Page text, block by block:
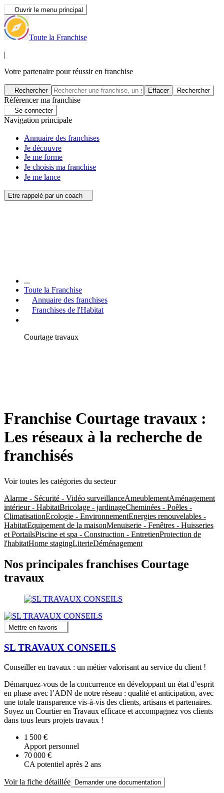
Ouvrir le menu principal
Toute la Franchise
|
Votre partenaire pour réussir en franchise
Rechercher Effacer Rechercher
Référencer ma franchise
Se connecter
Navigation principale
Annuaire des franchises
Je découvre
Je me forme
Je choisis ma franchise
Je me lance
Etre rappelé par un coach
...
Toute la Franchise
Annuaire des franchises
Franchises de l'Habitat
Courtage travaux
Franchise Courtage travaux :
Les réseaux à la recherche de
franchisés
Voir toutes les catégories du secteur
Alarme - Sécurité - Vidéo surveillanceAmeublementAménagement
intérieur - HabitatBricolage - jardinageCheminées - Poêles -
ClimatisationEcologie - EnvironnementEnergies renouvelables -
HabitatEquipement de la maisonMenuiserie - Fenêtres - Huisseries
et PortailsPiscine et spa - Construction - EntretienProtection de
l'habitatHome stagingLiterieDéménagement
Nos principales franchises Courtage
travaux
Mettre en favoris
SL TRAVAUX CONSEILS
Conseiller en travaux : un métier valorisant au service du client !
Démarquez-vous de la concurrence en développant un état d’esprit
en phase avec l’ADN de notre réseau : qualité et anticipation, avec
une totale transparence vis-à-vis des clients, artisans et partenaires.
Soyez un Courtier en Travaux efficace et accompagnez vos clients
dans tous leurs projets travaux !
1 500 €
Apport personnel
70 000 €
CA potentiel après 2 ans
Voir la fiche détaillée Demander une documentation